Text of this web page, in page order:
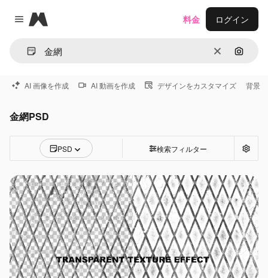
Close menu
Magnific
消去 画像で
料金 ログイン
AI 画像を作成 AI 動画を作成 デザインをカスタマイズ 背景
金網PSD
PSD 検索フィルター